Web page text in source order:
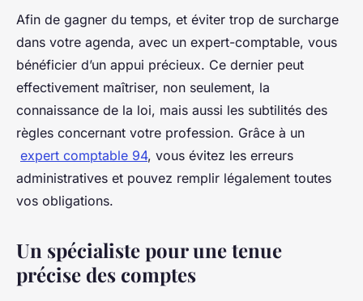
Afin de gagner du temps, et éviter trop de surcharge
dans votre agenda, avec un expert-comptable, vous
bénéficier d’un appui précieux. Ce dernier peut
effectivement maîtriser, non seulement, la
connaissance de la loi, mais aussi les subtilités des
règles concernant votre profession. Grâce à un
expert comptable 94, vous évitez les erreurs
administratives et pouvez remplir légalement toutes
vos obligations.
Un spécialiste pour une tenue
précise des comptes